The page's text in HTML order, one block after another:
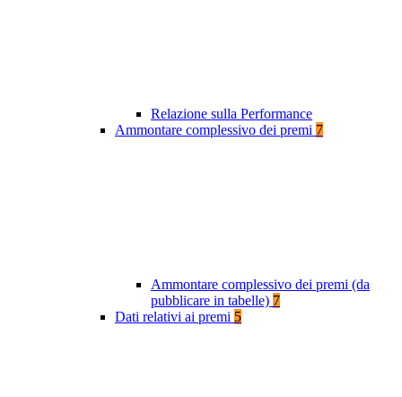
Relazione sulla Performance
Ammontare complessivo dei premi 7
Ammontare complessivo dei premi (da
pubblicare in tabelle) 7
Dati relativi ai premi 5